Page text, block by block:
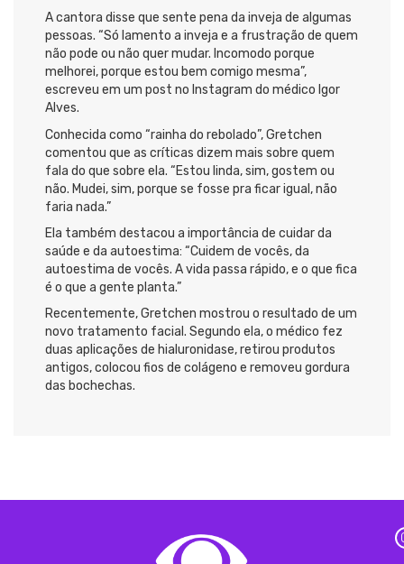
A cantora disse que sente pena da inveja de algumas
pessoas. “Só lamento a inveja e a frustração de quem
não pode ou não quer mudar. Incomodo porque
melhorei, porque estou bem comigo mesma”,
escreveu em um post no Instagram do médico Igor
Alves.
Conhecida como “rainha do rebolado”, Gretchen
comentou que as críticas dizem mais sobre quem
fala do que sobre ela. “Estou linda, sim, gostem ou
não. Mudei, sim, porque se fosse pra ficar igual, não
faria nada.”
Ela também destacou a importância de cuidar da
saúde e da autoestima: “Cuidem de vocês, da
autoestima de vocês. A vida passa rápido, e o que fica
é o que a gente planta.”
Recentemente, Gretchen mostrou o resultado de um
novo tratamento facial. Segundo ela, o médico fez
duas aplicações de hialuronidase, retirou produtos
antigos, colocou fios de colágeno e removeu gordura
das bochechas.